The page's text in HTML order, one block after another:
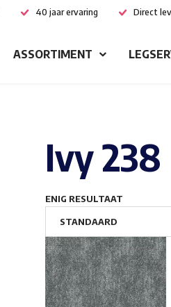
40 jaar ervaring Direct
ASSORTIMENT
Ivy 238
ENIG RESULTAAT